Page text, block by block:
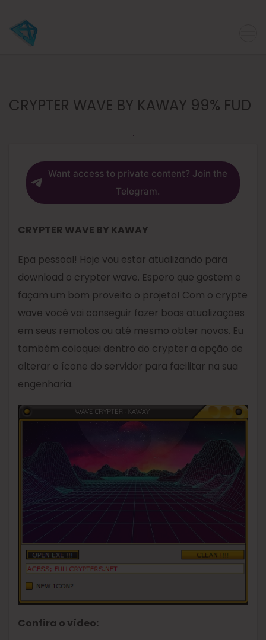
CRYPTER WAVE BY KAWAY 99% FUD
Want access to private content? Join the
Telegram.
CRYPTER WAVE BY KAWAY
Epa pessoal! Hoje vou estar atualizando para
download o crypter wave. Espero que gostem e
façam um bom proveito o projeto! Com o crypte
wave você vai conseguir fazer boas atualizações
em seus remotos ou até mesmo obter novos. Eu
também coloquei dentro do crypter a opção de
alterar o ícone do servidor para facilitar na sua
engenharia.
Confira o vídeo: